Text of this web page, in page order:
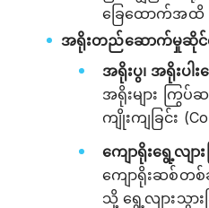
ခြေထောက်အထိ န
အရိုးတည်ဆောက်မှုဆိုင်ရ
အရိုးပွ၊ အရိုးပါး
အရိုးများ ကြွပ်
ကျိုးကျခြင်း
ကျောရိုးရွေ့လျာ
ကျောရိုးဆစ်တ
သို့ ရွေ့လျားသွားခ